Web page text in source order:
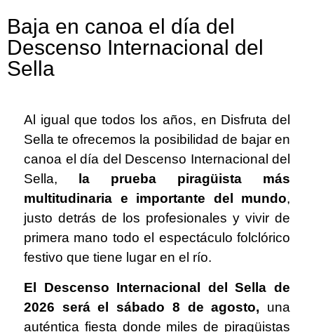
Baja en canoa el día del
Descenso Internacional del
Sella
Al igual que todos los años, en Disfruta del
Sella te ofrecemos la posibilidad de bajar en
canoa el día del Descenso Internacional del
Sella,
la prueba piragüista más
multitudinaria e importante del mundo,
justo detrás de los profesionales y vivir de
primera mano todo el espectáculo folclórico
festivo que tiene lugar en el río.
El Descenso Internacional del Sella de
2026 será el sábado 8 de agosto, una
auténtica fiesta donde miles de piragüistas